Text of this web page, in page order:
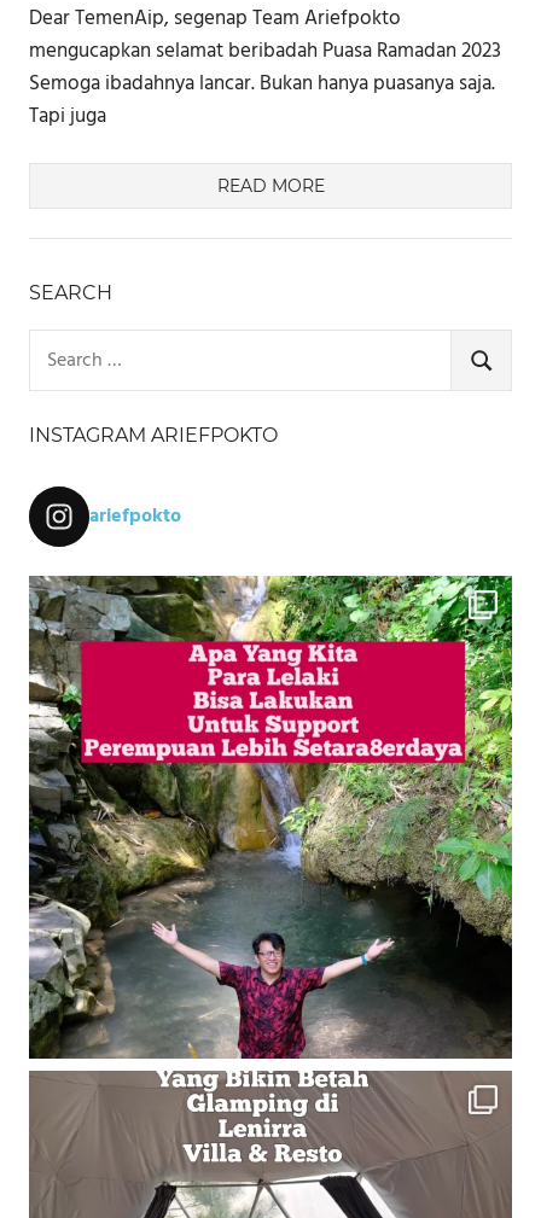
Dear TemenAip, segenap Team Ariefpokto
mengucapkan selamat beribadah Puasa Ramadan 2023
Semoga ibadahnya lancar. Bukan hanya puasanya saja.
Tapi juga
READ MORE
SEARCH
for:
SEARCH
INSTAGRAM ARIEFPOKTO
ariefpokto